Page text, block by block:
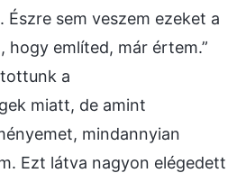
Észre sem veszem ezeket a
hogy említed, már értem.”
a
miatt, de amint
mindannyian
Ezt látva nagyon elégedett